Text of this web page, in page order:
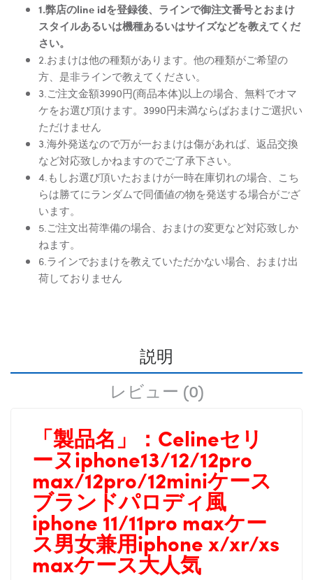
1.弊店のline idを登録後、ラインで御注文番号とおまけ
スタイルあるいは機種あるいはサイズなどを教えてくだ
さい。
2.おまけは他の種類があります。他の種類がご希望の
方、是非ラインで教えてください。
3.ご注文金額3990円(商品本体)以上の場合、無料でオマ
ケをお選び頂けます。3990円未満ならばおまけご選択い
ただけません
3.海外発送なので万が一おまけは傷があれば、返品交換
など対応致しかねますのでご了承下さい。
4.もしお選び頂いたおまけが一時在庫切れの場合、こち
らは勝てにランダムで同価値の物を発送する場合がござ
います。
5.ご注文出荷準備の場合、おまけの変更など対応致しか
ねます。
6.ラインでおまけを教えていただかない場合、おまけ出
荷しておりません
説明
レビュー (0)
「製品名」： Celineセリ
ーヌiphone13/12/12pro
max/12pro/12miniケース
ブランドパロディ風
iphone 11/11pro maxケー
ス男女兼用iphone x/xr/xs
maxケース大人気